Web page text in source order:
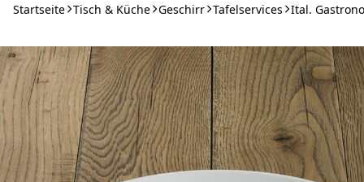
Startseite Tisch & Küche Geschirr Tafelservices Ital.